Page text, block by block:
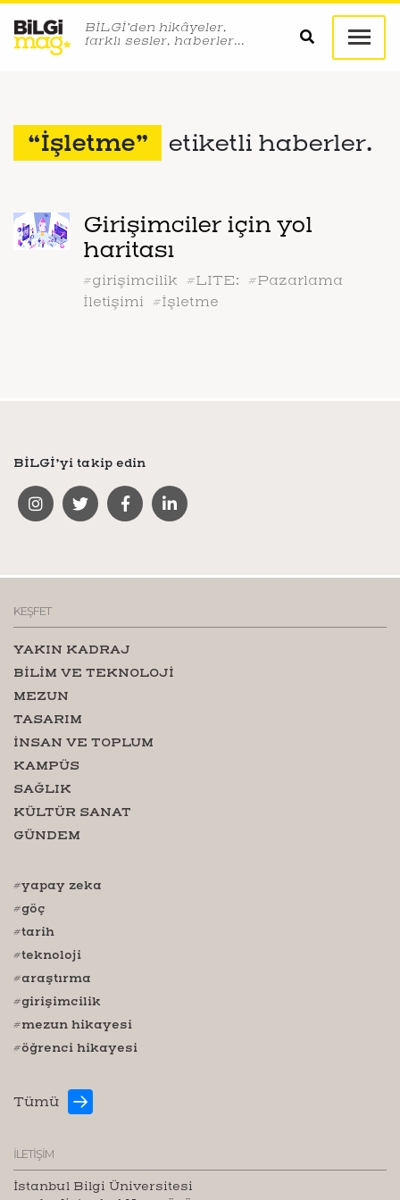
BİLGİ’den hikâyeler,
farklı sesler, haberler…
“İşletme” etiketli haberler.
Girişimciler için yol
haritası
#girişimcilik #LITE:
#Pazarlama
İletişimi
#İşletme
BİLGİ’yi takip edin
KEŞFET
YAKIN KADRAJ
BİLİM VE TEKNOLOJİ
MEZUN
TASARIM
İNSAN VE TOPLUM
KAMPÜS
SAĞLIK
KÜLTÜR SANAT
GÜNDEM
#yapay zeka
#göç
#tarih
#teknoloji
#araştırma
#girişimcilik
#mezun hikayesi
#öğrenci hikayesi
Tümü
İLETİŞİM
İstanbul Bilgi Üniversitesi